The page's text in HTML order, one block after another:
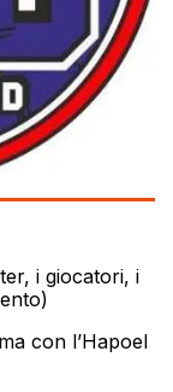
i giocatori, i
con l’Hapoel